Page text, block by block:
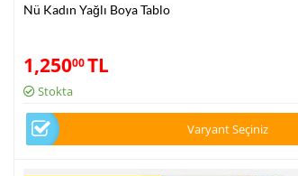
Nü Kadın Yağlı Boya Tablo
1,25000TL
Stokta
Varyant Seçiniz